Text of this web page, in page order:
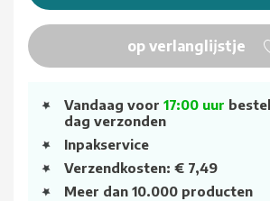
op verlanglijstje
Vandaag voor 17:00 uur
dag verzonden
Inpakservice
Verzendkosten: € 7,49
Meer dan 10.000 producten